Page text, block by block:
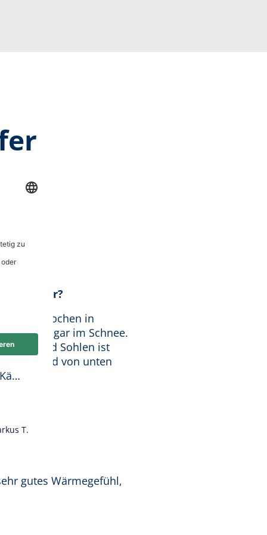
Durchschnittliche
Danny D.
Früher?
zwei Wochen in
Woche sogar im Schnee.
Standard Sohlen ist
Füße sind von unten
T.
gutes Wärmegefühl,